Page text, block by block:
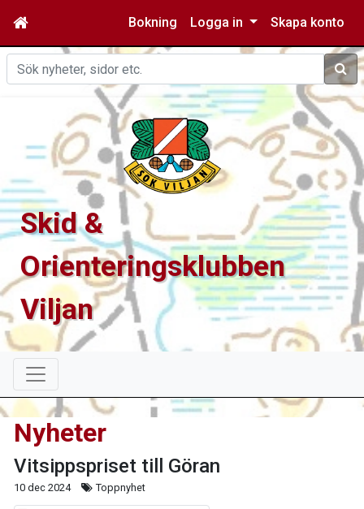
Bokning Logga in Skapa konto
Sök
Skid &
Orienteringsklubben
Viljan
Nyheter
Vitsippspriset till Göran
10 dec 2024 Toppnyhet